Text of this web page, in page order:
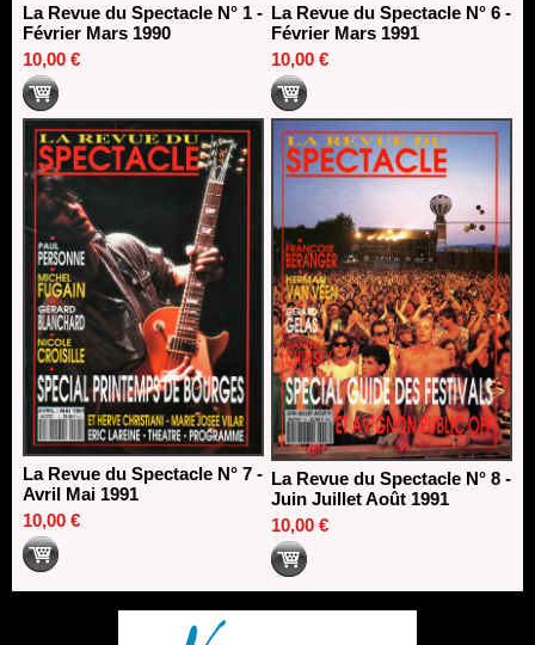
La Revue du Spectacle N° 1 -
Février Mars 1990
10,00 €
La Revue du Spectacle N° 6 -
Février Mars 1991
10,00 €
La Revue du Spectacle N° 7 -
Avril Mai 1991
10,00 €
La Revue du Spectacle N° 8 -
Juin Juillet Août 1991
10,00 €